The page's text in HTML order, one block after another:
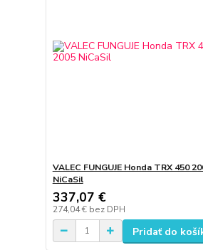
VALEC FUNGUJE Honda TRX 450
NiCaSil
337,07 €
274,04 € bez DPH
Pridať do